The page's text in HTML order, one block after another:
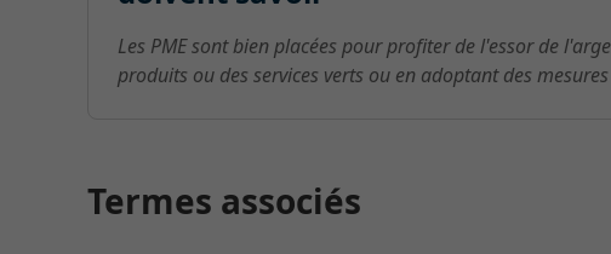
Les PME sont bien placées pour profiter de l'essor de
produits ou des services verts ou en adoptant des
Termes associés